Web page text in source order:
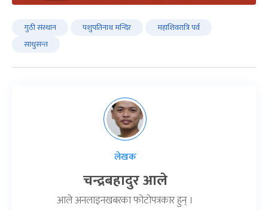
गुठी संस्थान पशुपतिनाथ मन्दिर
महाशिवरात्रि पर्व
साधुसन्त
लेखक
चन्द्रबहादुर आले
आले अनलाइनखबरका फोटोपत्रकार हुन् ।